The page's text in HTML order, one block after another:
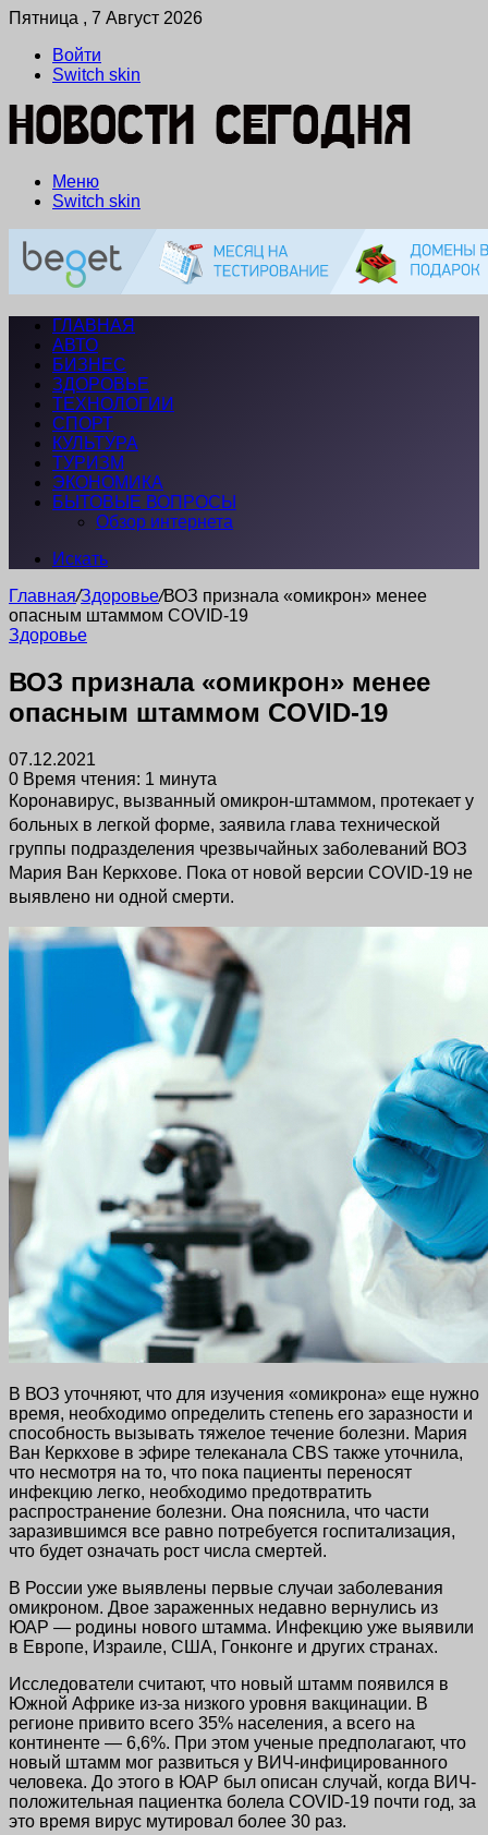
Пятница , 7 Август 2026
Войти
Switch skin
Меню
Switch skin
ГЛАВНАЯ
АВТО
БИЗНЕС
ЗДОРОВЬЕ
ТЕХНОЛОГИИ
СПОРТ
КУЛЬТУРА
ТУРИЗМ
ЭКОНОМИКА
БЫТОВЫЕ ВОПРОСЫ
Обзор интернета
Искать
Главная/Здоровье/ВОЗ признала «омикрон» менее
опасным штаммом COVID-19
Здоровье
ВОЗ признала «омикрон» менее
опасным штаммом COVID-19
07.12.2021
0 Время чтения: 1 минута
Коронавирус, вызванный омикрон-штаммом, протекает у
больных в легкой форме, заявила глава технической
группы подразделения чрезвычайных заболеваний ВОЗ
Мария Ван Керкхове. Пока от новой версии COVID-19 не
выявлено ни одной смерти.
В ВОЗ уточняют, что для изучения «омикрона» еще нужно
время, необходимо определить степень его заразности и
способность вызывать тяжелое течение болезни. Мария
Ван Керкхове в эфире телеканала CBS также уточнила,
что несмотря на то, что пока пациенты переносят
инфекцию легко, необходимо предотвратить
распространение болезни. Она пояснила, что части
заразившимся все равно потребуется госпитализация,
что будет означать рост числа смертей.
В России уже выявлены первые случаи заболевания
омикроном. Двое зараженных недавно вернулись из
ЮАР — родины нового штамма. Инфекцию уже выявили
в Европе, Израиле, США, Гонконге и других странах.
Исследователи считают, что новый штамм появился в
Южной Африке из-за низкого уровня вакцинации. В
регионе привито всего 35% населения, а всего на
континенте — 6,6%. При этом ученые предполагают, что
новый штамм мог развиться у ВИЧ-инфицированного
человека. До этого в ЮАР был описан случай, когда ВИЧ-
положительная пациентка болела COVID-19 почти год, за
это время вирус мутировал более 30 раз.